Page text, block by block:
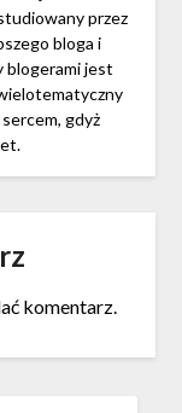
przez
bloga i
blogerami jest
gdyż
komentarz.